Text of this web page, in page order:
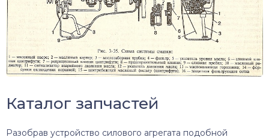
Каталог запчастей
Разобрав устройство силового агрегата подобной